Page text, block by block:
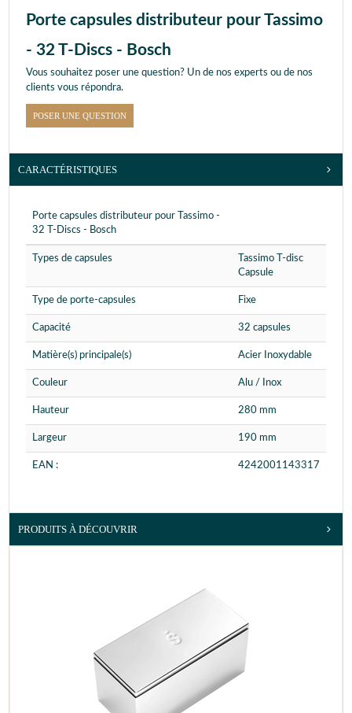
Porte capsules distributeur pour Tassimo
- 32 T-Discs - Bosch
Vous souhaitez poser une question? Un de nos experts ou de nos
clients vous répondra.
POSER UNE QUESTION
CARACTÉRISTIQUES
Porte capsules distributeur pour Tassimo -
32 T-Discs - Bosch
Types de capsules
Tassimo T-disc
Capsule
Type de porte-capsules Fixe
Capacité 32 capsules
Matière(s) principale(s) Acier Inoxydable
Couleur Alu / Inox
Hauteur 280 mm
Largeur 190 mm
EAN : 4242001143317
PRODUITS À DÉCOUVRIR